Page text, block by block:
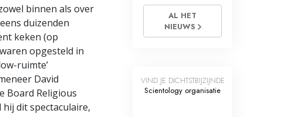
binnen als over
duizenden
keken (op
opgesteld in
ruimte’
David
Board Religious
dit spectaculaire,
AL HET
NIEUWS
VIND JE DICHTSTBIJZIJNDE
Scientology organisatie